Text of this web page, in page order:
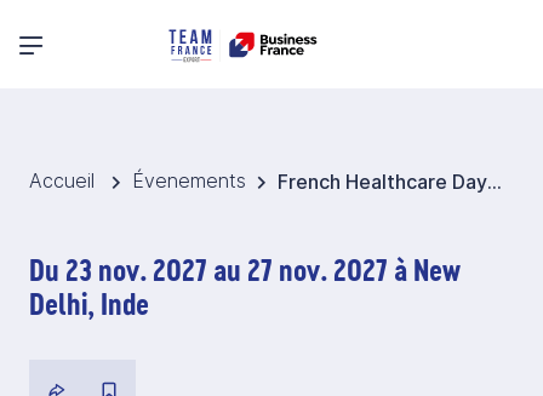
Menu principal
Accueil Évenements French Healthcare Days 2027 - Inde
Du 23 nov. 2027 au 27 nov. 2027 à New
Delhi, Inde